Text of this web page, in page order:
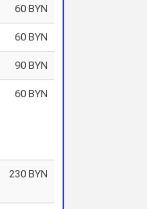
60 BYN
60 BYN
90 BYN
60 BYN
230 BYN